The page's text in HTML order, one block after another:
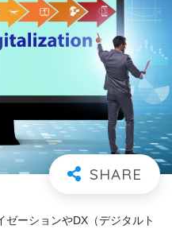
ーションやDX（デジタルト